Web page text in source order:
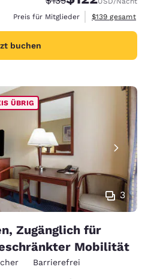
Preis für Mitglieder
Geschätzte
$139 gesamt
buchen
3
ÜBRIG
Zugänglich für
Mobilität
Barrierefrei